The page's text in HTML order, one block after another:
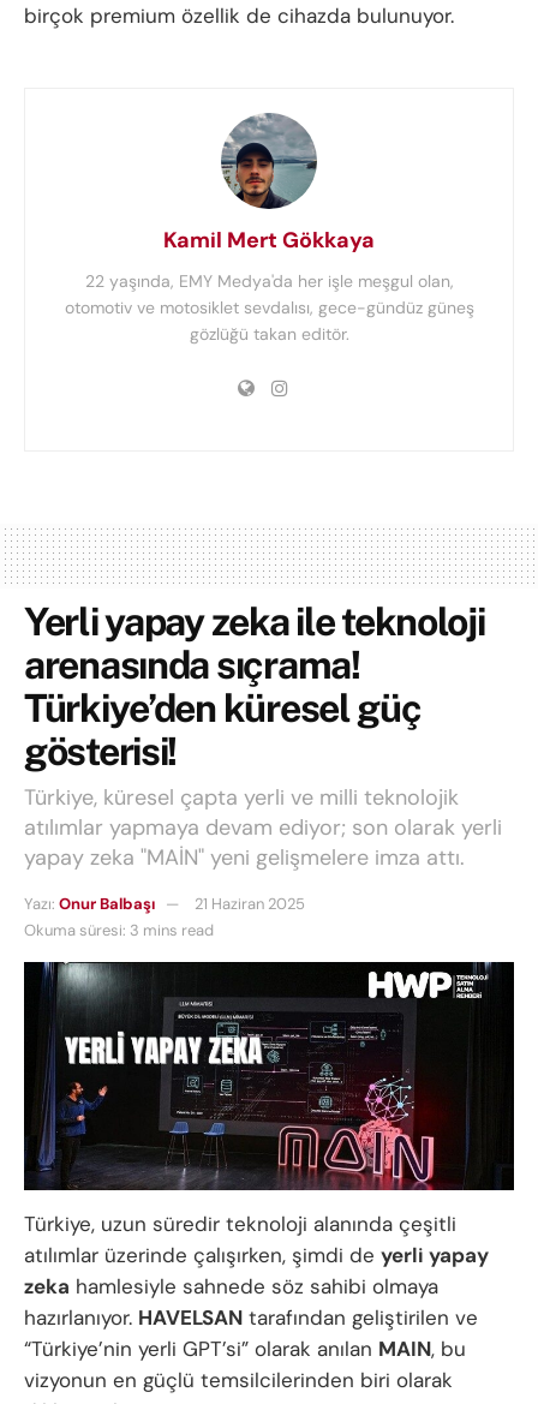
birçok premium özellik de cihazda bulunuyor.
Kamil Mert Gökkaya
22 yaşında, EMY Medya'da her işle meşgul olan,
otomotiv ve motosiklet sevdalısı, gece-gündüz güneş
gözlüğü takan editör.
Yerli yapay zeka ile teknoloji
arenasında sıçrama!
Türkiye’den küresel güç
gösterisi!
Türkiye, küresel çapta yerli ve milli teknolojik
atılımlar yapmaya devam ediyor; son olarak yerli
yapay zeka "MAİN" yeni gelişmelere imza attı.
Yazı: Onur Balbaşı
21 Haziran 2025
Okuma süresi: 3 mins read
Türkiye, uzun süredir teknoloji alanında çeşitli
atılımlar üzerinde çalışırken, şimdi de yerli yapay
zeka hamlesiyle sahnede söz sahibi olmaya
hazırlanıyor. HAVELSAN tarafından geliştirilen ve
“Türkiye’nin yerli GPT’si” olarak anılan MAIN, bu
vizyonun en güçlü temsilcilerinden biri olarak